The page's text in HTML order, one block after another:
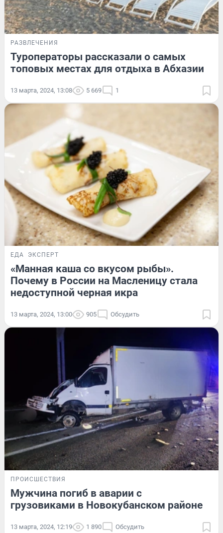
РАЗВЛЕЧЕНИЯ
Туроператоры рассказали о самых
топовых местах для отдыха в Абхазии
13 марта, 2024, 13:08 5 669 1
ЕДА ЭКСПЕРТ
«Манная каша со вкусом рыбы».
Почему в России на Масленицу стала
недоступной черная икра
13 марта, 2024, 13:00 905 Обсудить
ПРОИСШЕСТВИЯ
Мужчина погиб в аварии с
грузовиками в Новокубанском районе
13 марта, 2024, 12:19 1 890 Обсудить